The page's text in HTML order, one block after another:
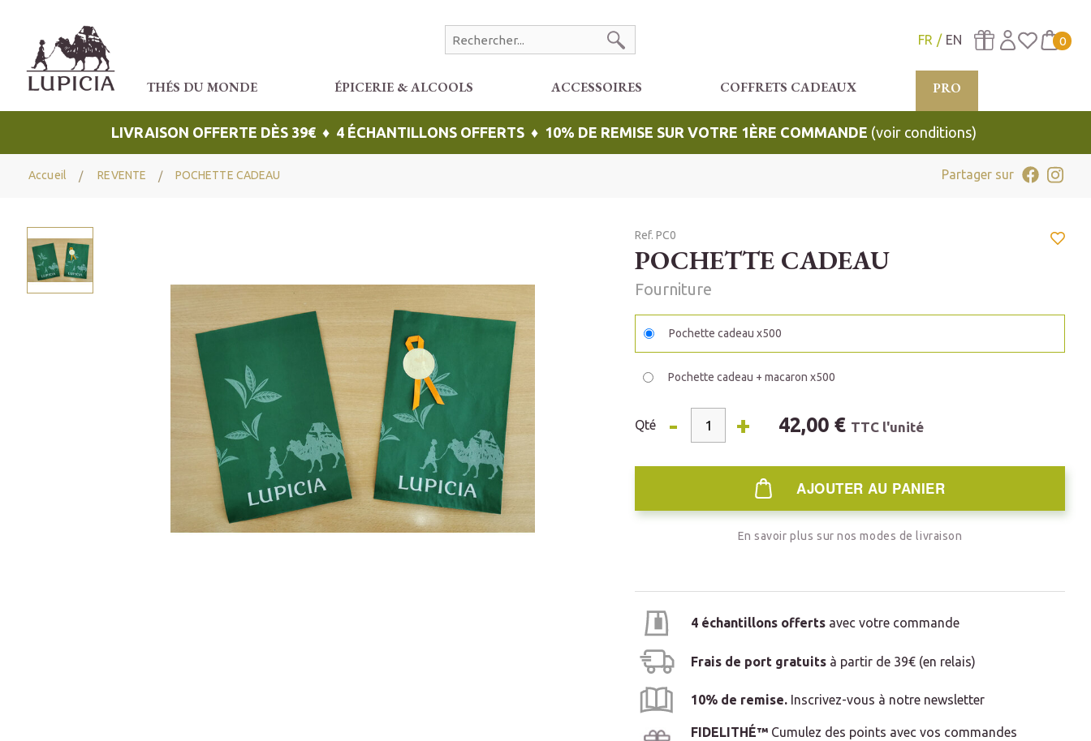
FR EN 0
THÉS DU MONDE ÉPICERIE & ALCOOLS ACCESSOIRES COFFRETS CADEAUX PRO
LIVRAISON OFFERTE DÈS 39€ ♦ 4 ÉCHANTILLONS OFFERTS ♦ 10% DE REMISE SUR VOTRE 1ÈRE COMMANDE (voir conditions)
Accueil REVENTE POCHETTE CADEAU Partager sur
Ref. PC0
POCHETTE CADEAU
Fourniture
Pochette cadeau x500
Pochette cadeau + macaron x500
Qté - + 42,00 € TTC l'unité
AJOUTER AU PANIER
En savoir plus sur nos modes de livraison
4 échantillons offerts avec votre commande
Frais de port gratuits à partir de 39€ (en relais)
10% de remise. Inscrivez-vous à notre newsletter
FIDELITHÉ™ Cumulez des points avec vos commandes